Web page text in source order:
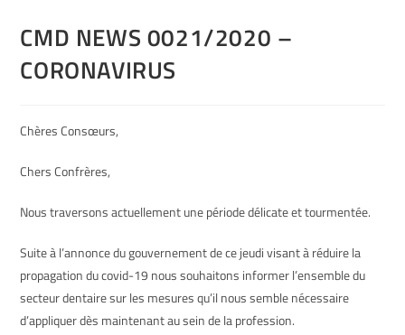
CMD NEWS 0021/2020 –
CORONAVIRUS
Chères Consœurs,
Chers Confrères,
Nous traversons actuellement une période délicate et tourmentée.
Suite à l’annonce du gouvernement de ce jeudi visant à réduire la
propagation du covid-19 nous souhaitons informer l’ensemble du
secteur dentaire sur les mesures qu’il nous semble nécessaire
d’appliquer dès maintenant au sein de la profession.